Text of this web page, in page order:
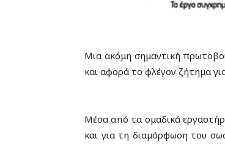
Μια ακόμη σημαντική
και αφορά το φλέγον ζήτημα
Μέσα από τα ομαδικά
και για τη διαμόρφωση του